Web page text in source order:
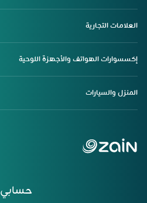
حسابي
العلامات التجارية
إكسسوارات الهواتف والأجهزة اللوحية
المنزل والسيارات